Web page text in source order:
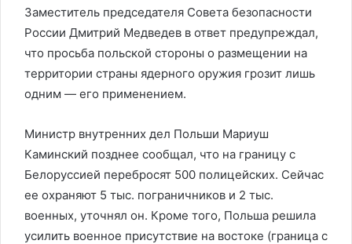
Заместитель председателя Совета безопасности
России Дмитрий Медведев в ответ предупреждал,
что просьба польской стороны о размещении на
территории страны ядерного оружия грозит лишь
одним — его применением.
Министр внутренних дел Польши Мариуш
Каминский позднее сообщал, что на границу с
Белоруссией перебросят 500 полицейских. Сейчас
ее охраняют 5 тыс. пограничников и 2 тыс.
военных, уточнял он. Кроме того, Польша решила
усилить военное присутствие на востоке (граница с